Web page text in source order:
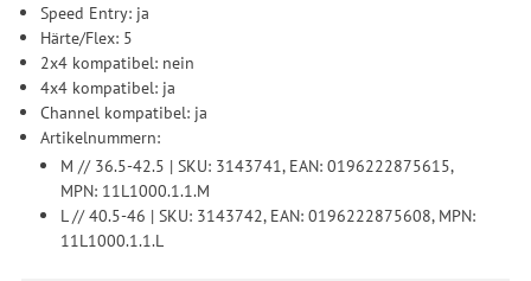
Speed Entry: ja
Härte/Flex: 5
2x4 kompatibel: nein
4x4 kompatibel: ja
Channel kompatibel: ja
Artikelnummern:
M // 36.5-42.5 | SKU: 3143741, EAN: 0196222875615,
MPN: 11L1000.1.1.M
L // 40.5-46 | SKU: 3143742, EAN: 0196222875608, MPN:
11L1000.1.1.L